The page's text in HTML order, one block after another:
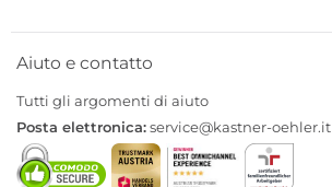
Aiuto e contatto
Tutti gli argomenti di aiuto
Posta elettronica:service@kastner-oehler.it